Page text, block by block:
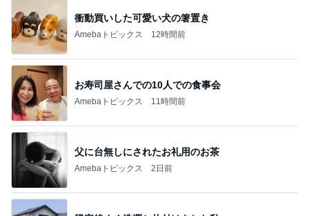
衝動買いした可愛い犬の箸置き
Amebaトピックス 12時間前
お寿司屋さんでの10人での食事会
Amebaトピックス 11時間前
父に台無しにされたお礼用のお茶
Amebaトピックス 2日前